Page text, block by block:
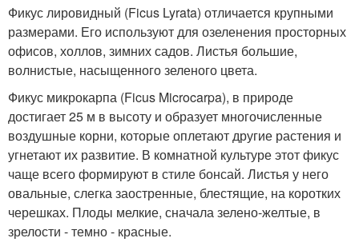
Фикус лировидный (Ficus Lyrata) отличается крупными
размерами. Его используют для озеленения просторных
офисов, холлов, зимних садов. Листья большие,
волнистые, насыщенного зеленого цвета.
Фикус микрокарпа (Ficus Microcarpa), в природе
достигает 25 м в высоту и образует многочисленные
воздушные корни, которые оплетают другие растения и
угнетают их развитие. В комнатной культуре этот фикус
чаще всего формируют в стиле бонсай. Листья у него
овальные, слегка заостренные, блестящие, на коротких
черешках. Плоды мелкие, сначала зелено-желтые, в
зрелости - темно - красные.